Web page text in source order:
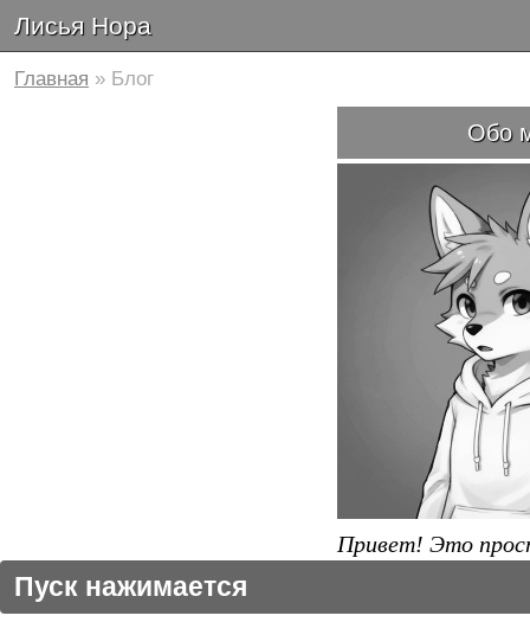
Лисья Нора
Главная » Блог
Обо
Привет! Это
Пуск нажимается